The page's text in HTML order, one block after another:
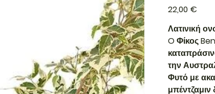
22,00 €
Λατινική
O Φίκος
την
Φυτό με